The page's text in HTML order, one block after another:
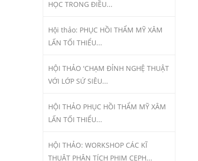
HỌC TRONG ĐIỀU...
Hội thảo: PHỤC HỒI THẨM MỸ XÂM
LẤN TỐI THIỂU...
HỘI THẢO 'CHẠM ĐỈNH NGHỆ THUẬT
VỚI LỚP SỨ SIÊU...
HỘI THẢO PHỤC HỒI THẨM MỸ XÂM
LẤN TỐI THIỂU...
HỘI THẢO: WORKSHOP CÁC KĨ
THUẬT PHÂN TÍCH PHIM CEPH...